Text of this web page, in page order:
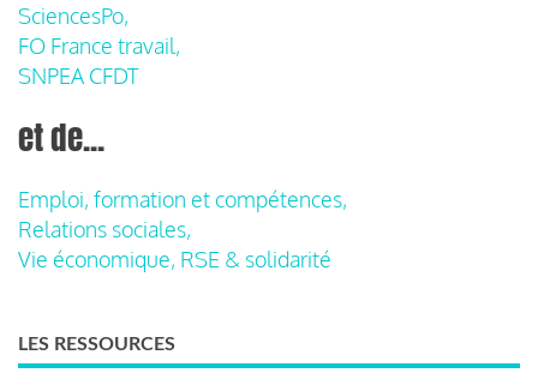
SciencesPo,
FO France travail,
SNPEA CFDT
et de...
Emploi, formation et compétences,
Relations sociales,
Vie économique, RSE & solidarité
LES RESSOURCES